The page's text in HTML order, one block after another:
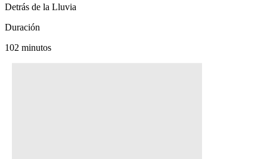
Detrás de la Lluvia
Duración
102 minutos